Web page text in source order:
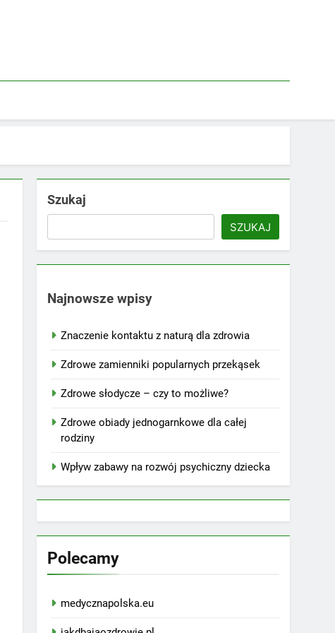
Szukaj
SZUKAJ
Najnowsze wpisy
Znaczenie kontaktu z naturą dla zdrowia
Zdrowe zamienniki popularnych przekąsek
Zdrowe słodycze – czy to możliwe?
Zdrowe obiady jednogarnkowe dla całej
rodziny
Wpływ zabawy na rozwój psychiczny dziecka
Polecamy
medycznapolska.eu